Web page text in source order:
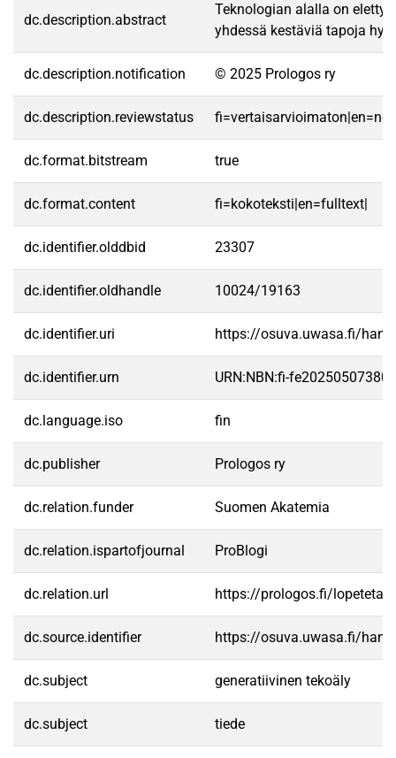
dc.description.abstract
Teknologian alalla on eletty
yhdessä kestäviä tapoja
dc.description.notification © 2025 Prologos ry
dc.description.reviewstatus
dc.format.bitstream true
dc.format.content fi=kokoteksti|en=fulltext|
dc.identifier.olddbid 23307
dc.identifier.oldhandle 10024/19163
dc.identifier.uri https://osuva.uwasa.fi/
dc.identifier.urn URN:NBN:fi-
dc.language.iso fin
dc.publisher Prologos ry
dc.relation.funder Suomen Akatemia
dc.relation.ispartofjournal ProBlogi
dc.relation.url https://prologos.fi/
dc.source.identifier https://osuva.uwasa.fi/
dc.subject generatiivinen tekoäly
dc.subject tiede